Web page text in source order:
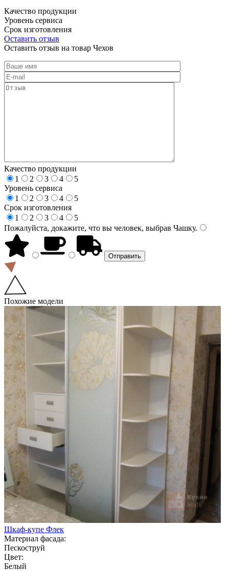
Качество продукции
Уровень сервиса
Срок изготовления
Оставить отзыв
Оставить отзыв на товар Чехов
Качество продукции
1
2 3 4
5
Уровень сервиса
1
2 3 4
5
Срок изготовления
1
2 3 4
5
Пожалуйста, докажите, что вы человек, выбрав Чашку.
Похожие модели
Шкаф-купе Флек
Материал фасада:
Пескоструй
Цвет:
Белый